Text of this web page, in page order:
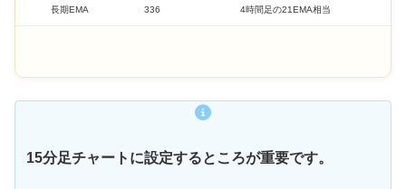
長期EMA 336 4時間足の21EMA相当
15分足チャートに設定するところが重要です。